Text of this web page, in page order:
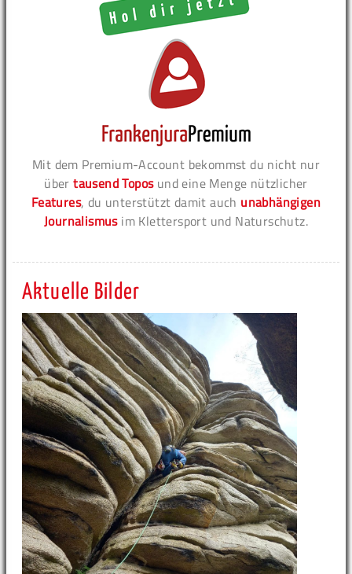
Mit dem Premium-Account bekommst du nicht nur
übertausend Toposund eine Menge nützlicher
Features, du unterstützt damit auch unabhängigen
Journalismusim Klettersport und Naturschutz.
Aktuelle Bilder